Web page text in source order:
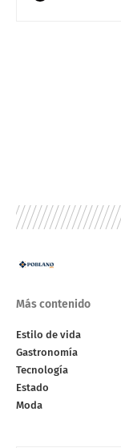
Más contenido
Estilo de vida
Gastronomía
Tecnología
Estado
Moda